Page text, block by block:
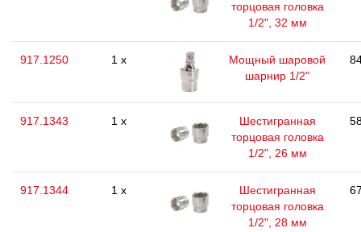
торцовая головка
1/2", 32 мм
917.1250 1 x
Мощный шаровой
шарнир 1/2"
917.1343 1 x
Шестигранная
торцовая головка
1/2", 26 мм
917.1344 1 x
Шестигранная
торцовая головка
1/2", 28 мм